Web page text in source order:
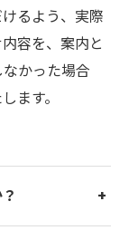
るよう、実際
容を、案内と
かった場合
ます。